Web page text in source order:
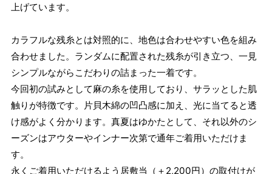
上げています。
カラフルな残糸とは対照的に、地色は合わせやすい色を組み
合わせました。ランダムに配置された残糸が引き立つ、一見
シンプルながらこだわりの詰まった一着です。
今回初の試みとして麻の糸を使用しており、サラッとした肌
触りが特徴です。片貝木綿の凹凸感に加え、光に当てると透
け感がよく分かります。真夏はゆかたとして、それ以外のシ
ーズンはアウターやインナー次第で通年ご着用いただけま
す。
永くご着用いただけるよう居敷当（＋2,200円）の取付けが